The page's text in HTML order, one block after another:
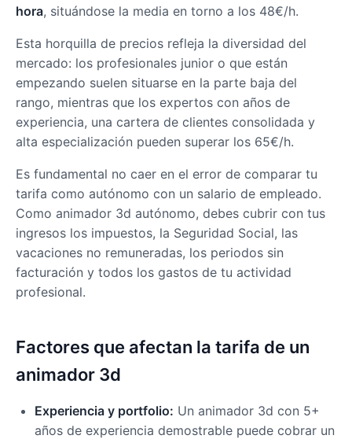
hora, situándose la media en torno a los 48€/h.
Esta horquilla de precios refleja la diversidad del
mercado: los profesionales junior o que están
empezando suelen situarse en la parte baja del
rango, mientras que los expertos con años de
experiencia, una cartera de clientes consolidada y
alta especialización pueden superar los 65€/h.
Es fundamental no caer en el error de comparar tu
tarifa como autónomo con un salario de empleado.
Como animador 3d autónomo, debes cubrir con tus
ingresos los impuestos, la Seguridad Social, las
vacaciones no remuneradas, los periodos sin
facturación y todos los gastos de tu actividad
profesional.
Factores que afectan la tarifa de un
animador 3d
Experiencia y portfolio: Un animador 3d con 5+
años de experiencia demostrable puede cobrar un